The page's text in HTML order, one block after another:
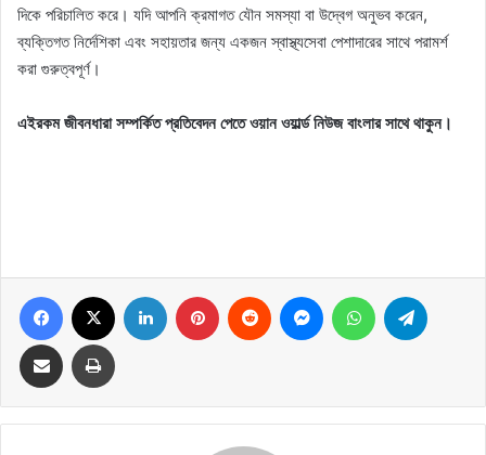
দিকে পরিচালিত করে। যদি আপনি ক্রমাগত যৌন সমস্যা বা উদ্বেগ অনুভব করেন,
ব্যক্তিগত নির্দেশিকা এবং সহায়তার জন্য একজন স্বাস্থ্যসেবা পেশাদারের সাথে পরামর্শ
করা গুরুত্বপূর্ণ।
এইরকম জীবনধারা সম্পর্কিত প্রতিবেদন পেতে ওয়ান ওয়ার্ল্ড নিউজ বাংলার সাথে থাকুন।